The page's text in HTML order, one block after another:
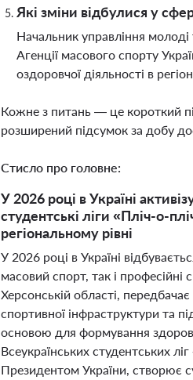
Які зміни відбулися у
Начальник управління
Агенції масового спорту
оздоровчої діяльності в
Кожне з питань — це короткий
розширений підсумок за добу
Стисло про головне:
У 2026 році в Україні
студентські ліги «Пліч-о-
регіональному рівні
У 2026 році в Україні
масовий спорт, так і професійні
Херсонській області,
спортивної інфраструктури та
основою для формування
Всеукраїнських студентських
Президентом України, створює